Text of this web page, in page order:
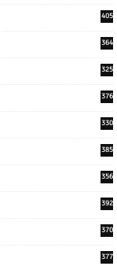
405
364
325
376
330
385
356
392
370
377